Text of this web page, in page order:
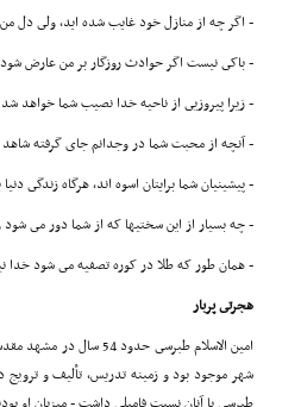
- اگر چه از منازل خود غایب شده اید، ولى دل
- باکى نیست اگر حوادث روزگار بر من عارض
- زیرا پیروزیى از ناحیه خدا نصیب شما خواهد
- آنچه از محبت شما در وجدانم جاى گرفته
- پیشینیان شما برایتان اسوه اند، هرگاه زندگى
- چه بسیار از این سختیها که از شما دور مى
- همان طور که طلا در کوره تصفیه مى شود خدا
هجرتى پربار
امین الاسلام طبرسى